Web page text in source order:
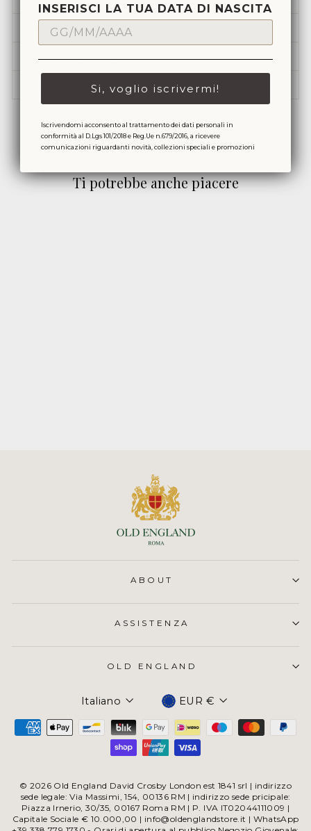
CONSEGNA & RESO
SIAMO RIVENDITORI UFFICIALI
Ti potrebbe anche piacere
ABOUT
ASSISTENZA
OLD ENGLAND
Italiano Valuta
EUR €
© 2026 Old England David Crosby London est 1841 srl | indirizzo
sede legale: Via Massimi, 154, 00136 RM | indirizzo sede pricipale:
Piazza Irnerio, 30/35, 00167 Roma RM | P. IVA IT02044111009 |
Capitale Sociale € 10.000,00 | info@oldenglandstore.it | WhatsApp
INSERISCI LA TUA DATA DI NASCITA
Si, voglio iscrivermi!
Iscrivendomi acconsento al trattamento dei dati personali in
conformità al D.Lgs 101/2018 e Reg.Ue n.679/2016, a ricevere
comunicazioni riguardanti novità, collezioni speciali e promozioni